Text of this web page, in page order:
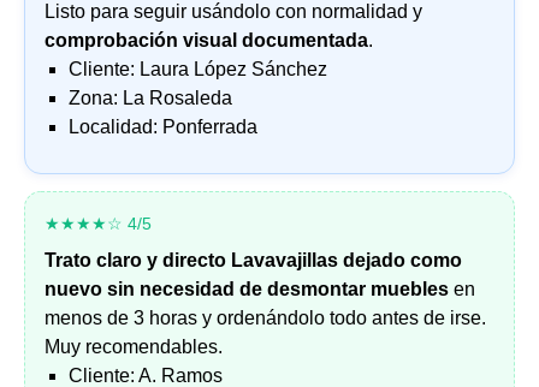
Listo para seguir usándolo con normalidad y
comprobación visual documentada.
Cliente: Laura López Sánchez
Zona: La Rosaleda
Localidad: Ponferrada
★★★★☆ 4/5
Trato claro y directo Lavavajillas dejado como
nuevo sin necesidad de desmontar muebles en
menos de 3 horas y ordenándolo todo antes de irse.
Muy recomendables.
Cliente: A. Ramos